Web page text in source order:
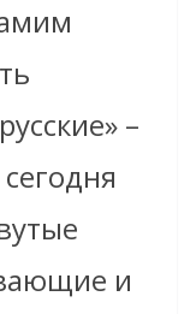
–
и